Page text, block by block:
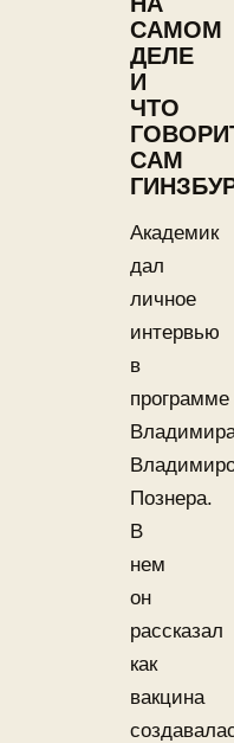
САМОМ
ДЕЛЕ
И
ЧТО
САМ
Академик
дал
личное
интервью
в
программе
Познера.
В
нем
он
рассказал
как
вакцина